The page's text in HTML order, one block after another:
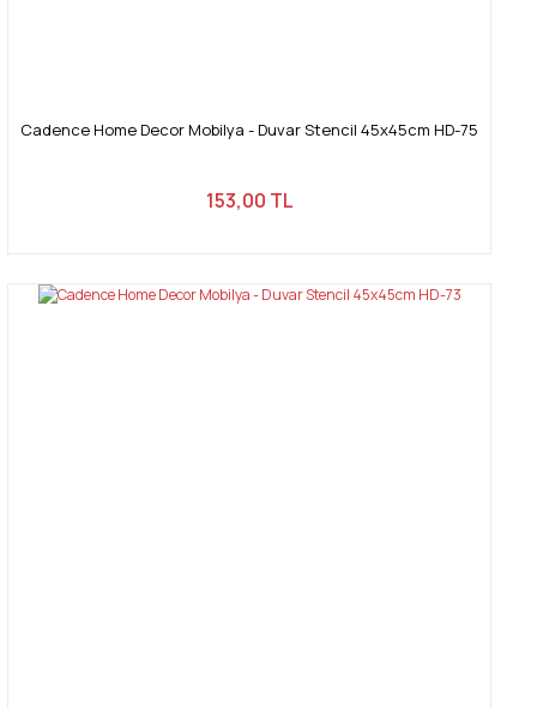
Cadence Home Decor Mobilya - Duvar Stencil 45x45cm HD-75
153,00 TL